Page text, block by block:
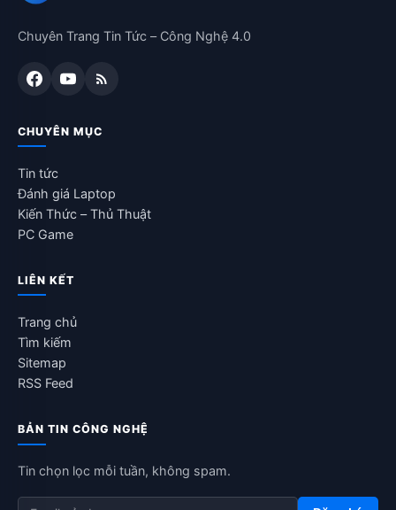
Chuyên Trang Tin Tức – Công Nghệ 4.0
CHUYÊN MỤC
Tin tức
Đánh giá Laptop
Kiến Thức – Thủ Thuật
PC Game
LIÊN KẾT
Trang chủ
Tìm kiếm
Sitemap
RSS Feed
BẢN TIN CÔNG NGHỆ
Tin chọn lọc mỗi tuần, không spam.